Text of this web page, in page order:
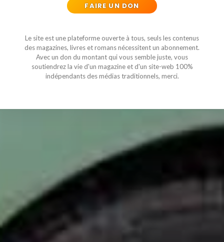
FAIRE UN DON
Le site est une plateforme ouverte à tous, seuls les contenus
des magazines, livres et romans nécessitent un abonnement.
Avec un don du montant qui vous semble juste, vous
soutiendrez la vie d'un magazine et d'un site-web 100%
indépendants des médias traditionnels, merci.